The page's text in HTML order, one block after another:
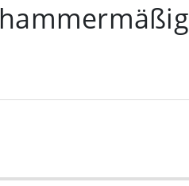
hammermäßig